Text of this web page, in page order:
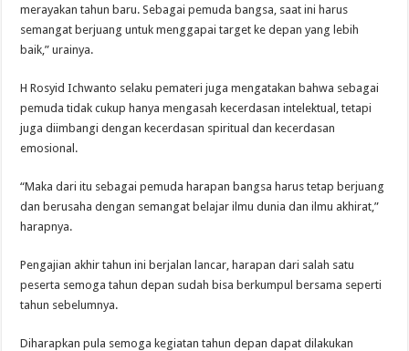
merayakan tahun baru. Sebagai pemuda bangsa, saat ini harus
semangat berjuang untuk menggapai target ke depan yang lebih
baik,” urainya.
H Rosyid Ichwanto selaku pemateri juga mengatakan bahwa sebagai
pemuda tidak cukup hanya mengasah kecerdasan intelektual, tetapi
juga diimbangi dengan kecerdasan spiritual dan kecerdasan
emosional.
“Maka dari itu sebagai pemuda harapan bangsa harus tetap berjuang
dan berusaha dengan semangat belajar ilmu dunia dan ilmu akhirat,”
harapnya.
Pengajian akhir tahun ini berjalan lancar, harapan dari salah satu
peserta semoga tahun depan sudah bisa berkumpul bersama seperti
tahun sebelumnya.
Diharapkan pula semoga kegiatan tahun depan dapat dilakukan